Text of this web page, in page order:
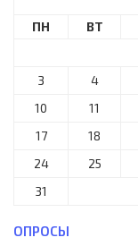
ПН ВТ
3
4
10
11
17
18
24
25
31
ОПРОСЫ